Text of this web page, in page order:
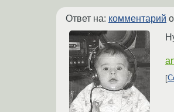
Ответ на: комментарий